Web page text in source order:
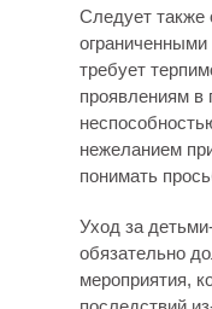
Следует также
требует
проявлениям в
нежеланием
понимать
Уход за
обязательно
мероприятия,